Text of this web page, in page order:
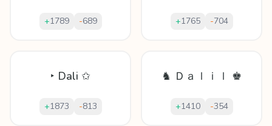
+1789 -689 +1765 -704
‣ Dali ✩
+1873 -813
♞ Ｄａｌｉｌ ♚
+1410 -354